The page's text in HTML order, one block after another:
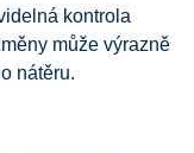
kontrola
může výrazně
nátěru.